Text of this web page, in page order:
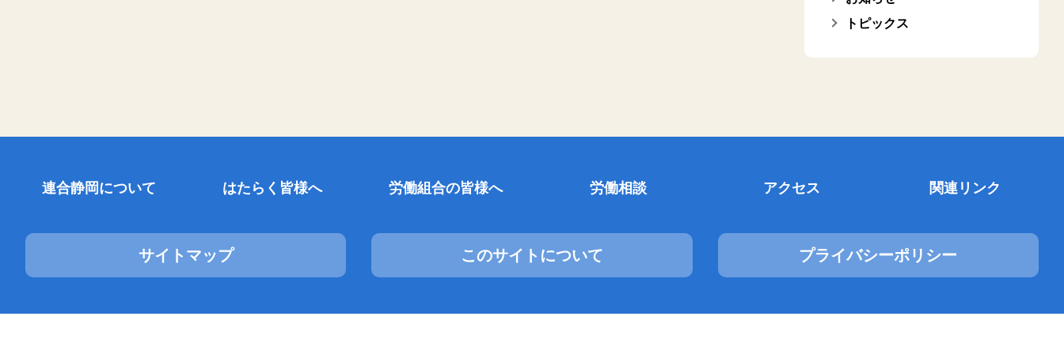
トピックス
連合静岡について はたらく皆様へ 労働組合の皆様へ 労働相談 アクセス 関連リンク
サイトマップ このサイトについて プライバシーポリシー